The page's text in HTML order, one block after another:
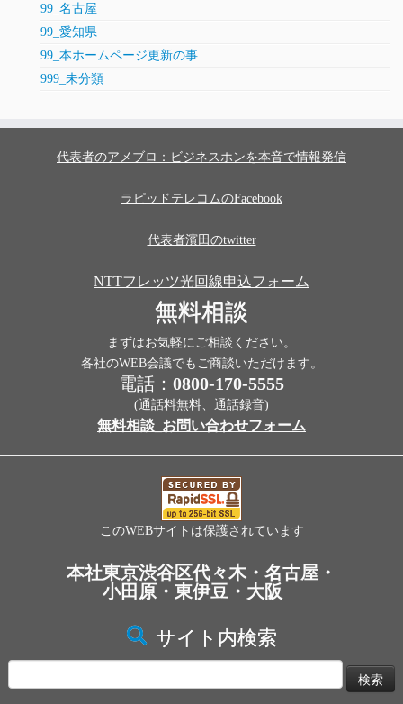
99_名古屋
99_愛知県
99_本ホームページ更新の事
999_未分類
代表者のアメブロ：ビジネスホンを本音で情報発信
ラピッドテレコムのFacebook
代表者濱田のtwitter
NTTフレッツ光回線申込フォーム
無料相談
まずはお気軽にご相談ください。
各社のWEB会議でもご商談いただけます。
電話： 0800-170-5555
(通話料無料、通話録音)
無料相談_お問い合わせフォーム
このWEBサイトは保護されています
本社東京渋谷区代々木・名古屋・
小田原・東伊豆・大阪
サイト内検索
索: